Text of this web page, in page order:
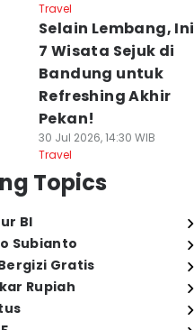
Travel
Selain Lembang, Ini
7 Wisata Sejuk di
Bandung untuk
Refreshing Akhir
Pekan!
30 Jul 2026, 14:30 WIB
Travel
Topics
BI
Subianto
Gratis
Rupiah